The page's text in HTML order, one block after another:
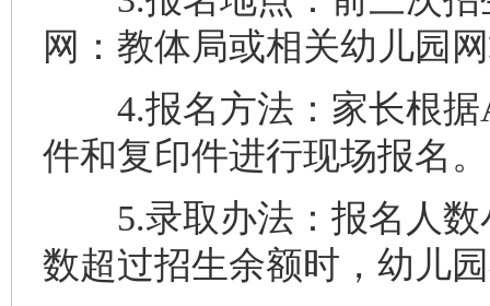
网：教体局或相关幼儿园
4.报名方法：家长根据A
件和复印件进行现场报名。
5.录取办法：报名人数
数超过招生余额时，幼儿